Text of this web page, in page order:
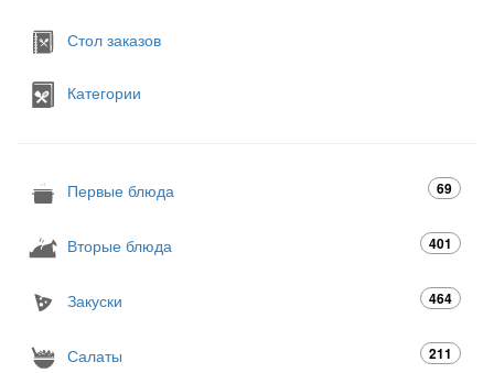
Стол заказов
Категории
Первые блюда 69
Вторые блюда 401
Закуски 464
Салаты 211